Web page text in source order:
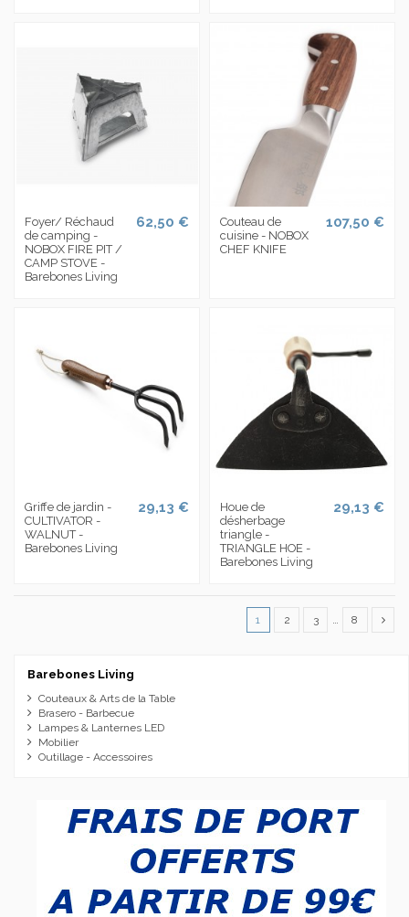
Foyer/ Réchaud
de camping -
NOBOX FIRE PIT /
CAMP STOVE -
Barebones Living
62,50 €
Couteau de
cuisine - NOBOX
CHEF KNIFE
107,50 €
Griffe de jardin -
CULTIVATOR -
WALNUT -
Barebones Living
29,13 €
Houe de
désherbage
triangle -
TRIANGLE HOE -
Barebones Living
29,13 €
1 2 3 8
Barebones Living
Couteaux & Arts de la Table
Brasero - Barbecue
Lampes & Lanternes LED
Mobilier
Outillage - Accessoires